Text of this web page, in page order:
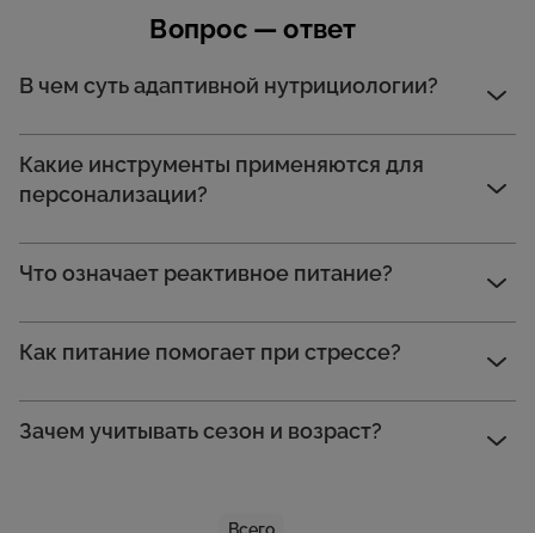
Вопрос — ответ
В чем суть адаптивной нутрициологии?
Какие инструменты применяются для
персонализации?
Что означает реактивное питание?
Как питание помогает при стрессе?
Зачем учитывать сезон и возраст?